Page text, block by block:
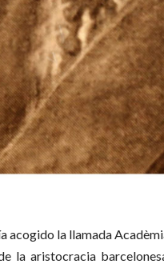
acogido la llamada
la aristocracia